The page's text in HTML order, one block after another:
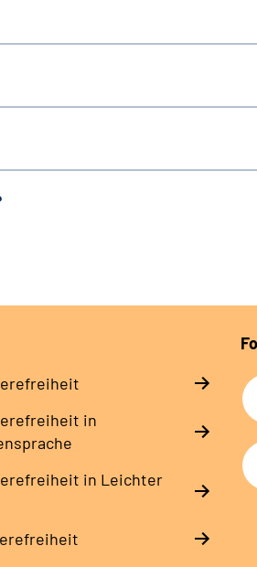
in
in Leichter